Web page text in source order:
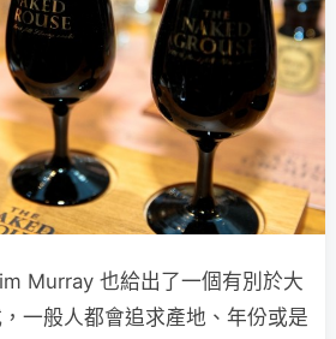
Murray 也給出了一個有別於大
一般人都會追求產地、年份或是